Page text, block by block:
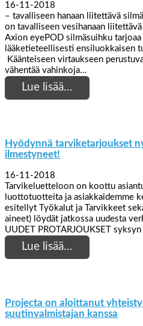
16-11-2018
– tavalliseen hanaan liitettävä
on tavalliseen vesihanaan
Axion eyePOD silmäsuihku
lääketieteellisesti ensiluokkaisen
Käänteiseen virtaukseen
vähentää vahinkoja…
Lue lisää…
Hyödynnä tarviketarjoukset
ilmestyneet!
16-11-2018
Tarvikeluetteloon on koottu
luottotuotteita ja asiakkaidemme
esitellyt Työkalut ja Tarvikkeet
aineet) löydät jatkossa uudesta
UUDET PROTARJOUKSET
Lue lisää…
Projecta on aloittanut
suutinvalmistajan kanssa